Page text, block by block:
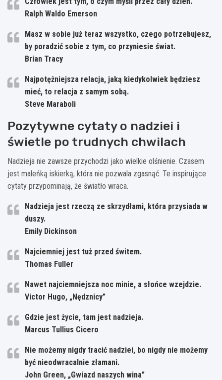
Ralph Waldo Emerson
Masz w sobie już teraz wszystko, czego potrzebujesz,
by poradzić sobie z tym, co przyniesie świat.
Brian Tracy
Najpotężniejsza relacja, jaką kiedykolwiek będziesz
mieć, to relacja z samym sobą.
Steve Maraboli
Pozytywne cytaty o nadziei i
świetle po trudnych chwilach
Nadzieja nie zawsze przychodzi jako wielkie olśnienie. Czasem
jest maleńką iskierką, która nie pozwala zgasnąć. Te inspirujące
cytaty przypominają, że światło wraca.
Nadzieja jest rzeczą ze skrzydłami, która przysiada w
duszy.
Emily Dickinson
Najciemniej jest tuż przed świtem.
Thomas Fuller
Nawet najciemniejsza noc minie, a słońce wzejdzie.
Victor Hugo, „Nędznicy”
Gdzie jest życie, tam jest nadzieja.
Marcus Tullius Cicero
Nie możemy nigdy tracić nadziei, bo nigdy nie możemy
być nieodwracalnie złamani.
John Green, „Gwiazd naszych wina”